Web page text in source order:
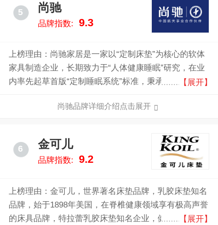
5 尚驰
品牌指数: 9.3
上榜理由：尚驰家居是一家以“定制床垫”为核心的软体
家具制造企业，长期致力于“人体健康睡眠”研究，在业
内率先起草首版“定制睡眠系统”标准，秉承“打造航天级
旗下拥有“天宫”、“神舟”、“嫦娥”等系列产品。 尚驰家
十万平米，与中科院、中国睡眠研究会在多重领域有深
度合作，现拥有100多项国家技术专利，多次荣获（国
际）名家具博览会金奖。
【展开】
尚驰品牌详细介绍点击展开
6 金可儿
品牌指数: 9.2
上榜理由：金可儿，世界著名床垫品牌，乳胶床垫知名
品牌，始于1898年美国，在脊椎健康领域享有极高声誉
的床具品牌，特拉蕾乳胶床垫知名企业，健康、舒适、
【展开】